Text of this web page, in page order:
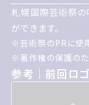
札幌国際げいじゅ
することができます
札幌国際芸術祭の
ができます。
※ げいじゅつさい
限ります
芸術祭のPRに使
※ 著作権の保護の
著作権の保護のた
参考前回ロゴ
参考｜前回ロゴ